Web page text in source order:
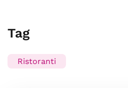
Tag
Ristoranti